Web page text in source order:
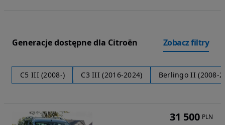
Generacje dostępne dla Citroën Zobacz filtry
C5 III (2008-) C3 III (2016-2024) Berlingo II (2008-
31 500 PLN